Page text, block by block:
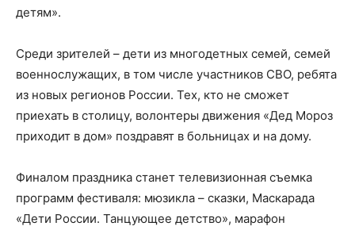
детям».
Среди зрителей – дети из многодетных семей, семей
военнослужащих, в том числе участников СВО, ребята
из новых регионов России. Тех, кто не сможет
приехать в столицу, волонтеры движения «Дед Мороз
приходит в дом» поздравят в больницах и на дому.
Финалом праздника станет телевизионная съемка
программ фестиваля: мюзикла – сказки, Маскарада
«Дети России. Танцующее детство», марафон